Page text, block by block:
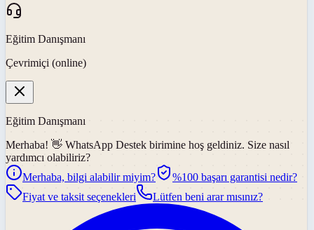
Eğitim Danışmanı
Çevrimiçi (online)
Eğitim Danışmanı
Merhaba! 👋 WhatsApp Destek birimine hoş geldiniz. Size nasıl
yardımcı olabiliriz?
Merhaba, bilgi alabilir miyim?
%100 başarı garantisi nedir?
Fiyat ve taksit seçenekleri
Lütfen beni arar mısınız?